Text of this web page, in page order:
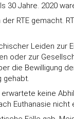
30 Jahre. 2020
RTE gemacht.
Leiden
oder zur
die Bewilligung
gehabt.
keine
Euthanasie nicht